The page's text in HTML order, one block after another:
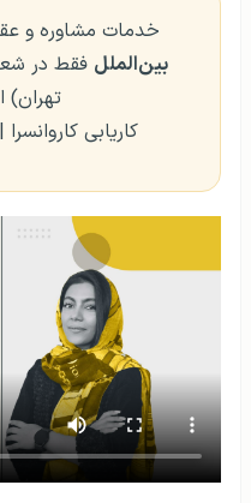
خدمات مشاوره و
بین‌الملل فقط در
تهران)
کاریابی کاروانسرا |